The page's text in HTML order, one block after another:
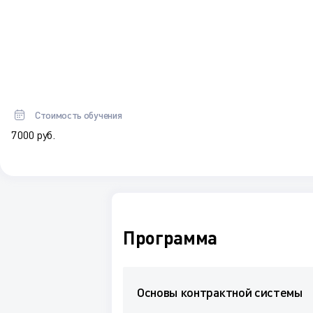
Стоимость обучения
7 000 руб.
Программа
Основы контрактной системы